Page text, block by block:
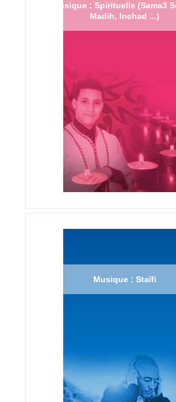
Musique : Spirituelle (Sama3
Madih, Inchad ...)
Musique : Staïfi